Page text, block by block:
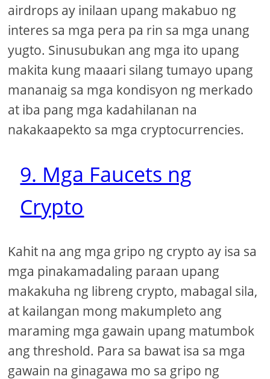
airdrops ay inilaan upang makabuo ng
interes sa mga pera pa rin sa mga unang
yugto. Sinusubukan ang mga ito upang
makita kung maaari silang tumayo upang
mananaig sa mga kondisyon ng merkado
at iba pang mga kadahilanan na
nakakaapekto sa mga cryptocurrencies.
9. Mga Faucets ng
Crypto
Kahit na ang mga gripo ng crypto ay isa sa
mga pinakamadaling paraan upang
makakuha ng libreng crypto, mabagal sila,
at kailangan mong makumpleto ang
maraming mga gawain upang matumbok
ang threshold. Para sa bawat isa sa mga
gawain na ginagawa mo sa gripo ng